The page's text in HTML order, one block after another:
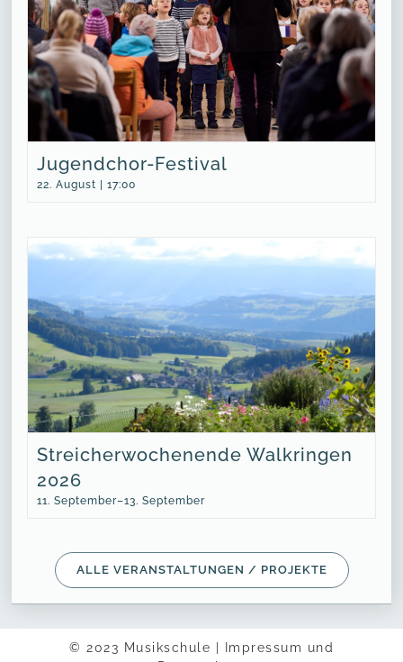
Jugendchor-Festival
22. August | 17:00
Streicherwochenende Walkringen
2026
11. September–13. September
ALLE VER­AN­STAL­TUN­GEN / PROJEKTE
© 2023 Musikschule |
Impressum und